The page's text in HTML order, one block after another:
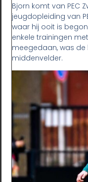
Bjorn komt van PEC
jeugdopleiding van
waar hij ooit is
enkele trainingen
meegedaan, was
middenvelder.